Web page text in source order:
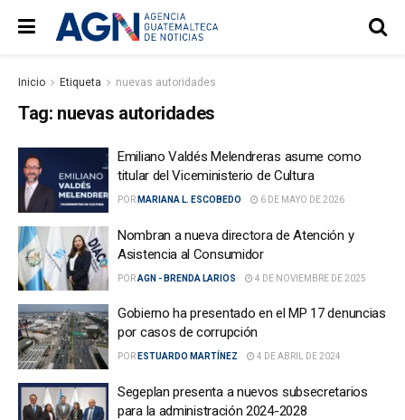
Inicio Etiqueta nuevas autoridades
Tag: nuevas autoridades
Emiliano Valdés Melendreras asume como
titular del Viceministerio de Cultura
POR MARIANA L. ESCOBEDO 6 DE MAYO DE 2026
Nombran a nueva directora de Atención y
Asistencia al Consumidor
PORAGN - BRENDA LARIOS 4 DE NOVIEMBRE DE 2025
Gobierno ha presentado en el MP 17 denuncias
por casos de corrupción
POR ESTUARDO MARTÍNEZ 4 DE ABRIL DE 2024
Segeplan presenta a nuevos subsecretarios
para la administración 2024-2028